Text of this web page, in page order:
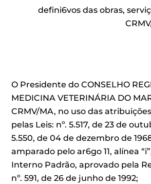
defini6vos das obras,
O Presidente do CONSELHO
MEDICINA VETERINÁRIA DO
CRMV/MA, no uso das
pelas Leis: nº. 5.517, de 23 de
5.550, de 04 de dezembro de
amparado pelo ar6go 11, alínea
Interno Padrão, aprovado pela
nº. 591, de 26 de junho de 1992;